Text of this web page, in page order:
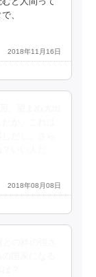
、
2018年11月16日
いい人だ
2018年08月08日
？